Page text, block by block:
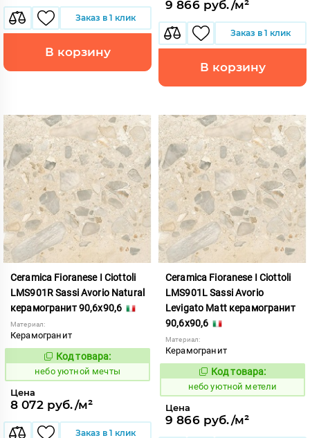
Заказ в 1 клик
В корзину
9 866 руб./м²
Заказ в 1 клик
В корзину
Ceramica Fioranese I Ciottoli
LMS901R Sassi Avorio Natural
керамогранит 90,6x90,6
Материал:
Керамогранит
1123176
Код товара:
небо уютной мечты
Цена
8 072 руб./м²
Заказ в 1 клик
Ceramica Fioranese I Ciottoli
LMS901L Sassi Avorio
Levigato Matt керамогранит
90,6x90,6
Материал:
Керамогранит
1123175
Код товара:
небо уютной метели
Цена
9 866 руб./м²